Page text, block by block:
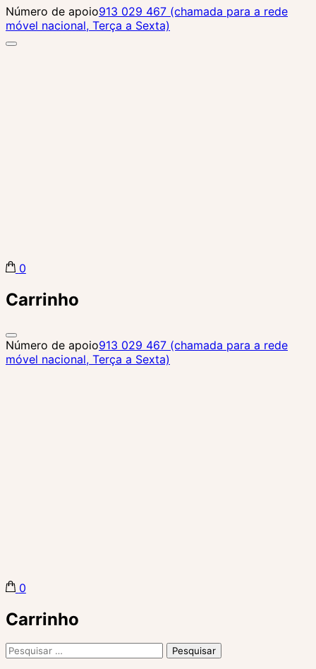
Número de apoio913 029 467 (chamada para a rede
móvel nacional, Terça a Sexta)
Biba Concept Store
0
Carrinho
Número de apoio913 029 467 (chamada para a rede
móvel nacional, Terça a Sexta)
Biba Concept Store
0
Carrinho
Pesquisar